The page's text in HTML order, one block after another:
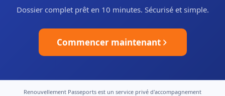
Dossier complet prêt en 10 minutes. Sécurisé et simple.
Commencer maintenant
Renouvellement Passeports est un service privé d'accompagnement